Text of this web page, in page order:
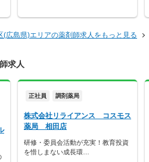
(広島県)エリアの薬剤師求人をもっと見る
求人
正社員 調剤薬局
株式会社リライアンス コスモス
薬局 相田店
研修・委員会活動が充実！教育投資
を惜しまない成長環…